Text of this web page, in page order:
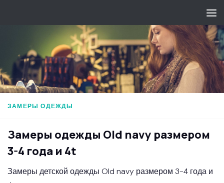
ЗАМЕРЫ ОДЕЖДЫ
Замеры одежды Old navy размером
3-4 года и 4t
Замеры детской одежды Old navy размером 3-4 года и